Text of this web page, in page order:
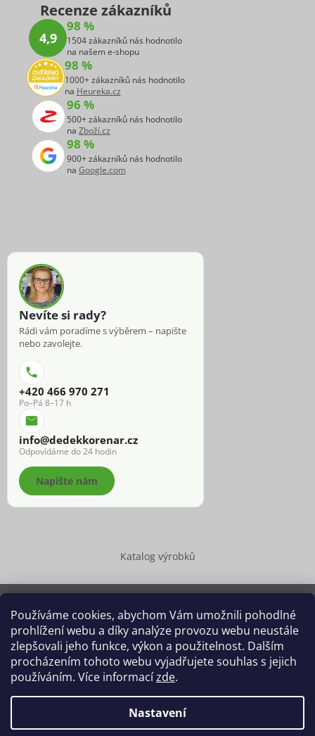
Používáme cookies, abychom Vám umožnili pohodlné
prohlížení webu a díky analýze provozu webu neustále
zlepšovali jeho funkce, výkon a použitelnost. Dalším
procházením tohoto webu vyjadřujete souhlas s jejich
používáním. Více informacízde.
Nastavení
Recenze zákazníků
4,9
98 %
1504 zákazníků nás hodnotilo
na našem e-shopu
98 %
1000+ zákazníků nás hodnotilo
na Heureka.cz
96 %
500+ zákazníků nás hodnotilo
na Zboží.cz
98 %
900+ zákazníků nás hodnotilo
na Google.com
Nevíte si rady?
Rádi vám poradíme s výběrem – napište
nebo zavolejte.
+420 466 970 271
Po–Pá 8–17 h
info@dedekkorenar.cz
Odpovídáme do 24 hodin
Napište nám
Katalog výrobků
Copyright 2026 Dědek kořenář®
. Všechna práva vyhrazena.
Upravit nastavení cookies
Grafický návrh vytvořil a na Shoptet implementoval
Shoptetak.cz.